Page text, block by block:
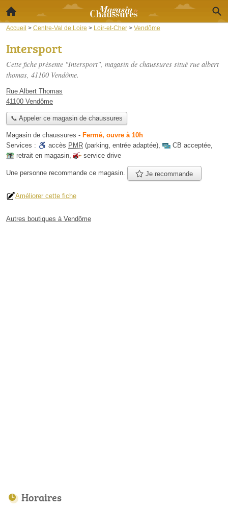
Accueil > Centre-Val de Loire > Loir-et-Cher > Vendôme
Intersport
Cette fiche présente "Intersport", magasin de chaussures situé rue albert
thomas, 41100 Vendôme.
Rue Albert Thomas
41100 Vendôme
📞 Appeler ce magasin de chaussures
Magasin de chaussures - Fermé, ouvre à 10h
Services :
accès PMR (parking, entrée adaptée), CB acceptée,
retrait en magasin, service drive
Une personne recommande ce magasin. Je recommande
Améliorer cette fiche
Autres boutiques à Vendôme
Horaires